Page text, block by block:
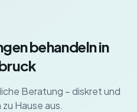
behandeln in
Beratung – diskret und
Hause aus.